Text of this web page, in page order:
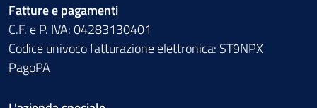
Fatture e pagamenti
C.F. e P. IVA: 04283130401
Codice univoco fatturazione elettronica: ST9NPX
PagoPA